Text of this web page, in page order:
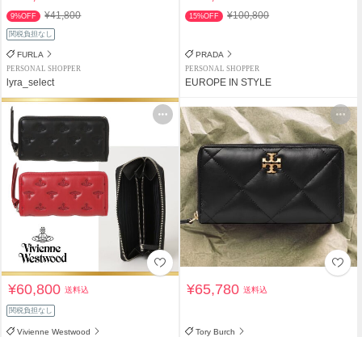
9%OFF ¥41,800
関税負担なし
FURLA
PERSONAL SHOPPER
lyra_select
15%OFF ¥100,800
PRADA
PERSONAL SHOPPER
EUROPE IN STYLE
¥60,800送料込
関税負担なし
Vivienne Westwood
¥65,780送料込
Tory Burch